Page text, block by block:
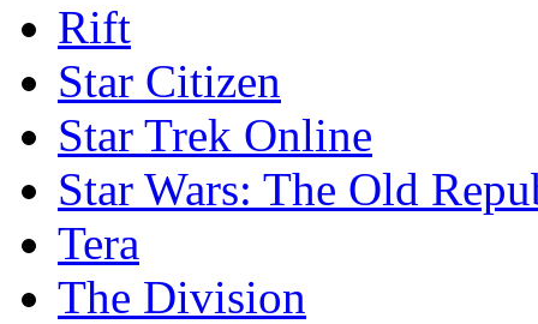
Rift
Star Citizen
Star Trek Online
Star Wars: The Old
Tera
The Division